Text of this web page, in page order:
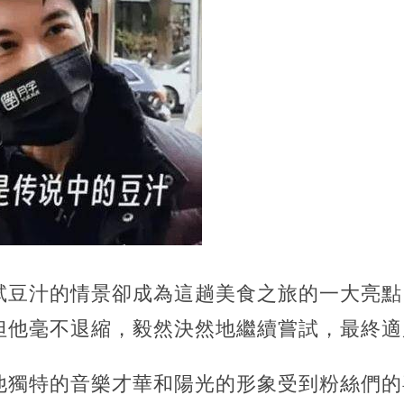
汁的情景卻成為這趟美食之旅的一大亮
毫不退縮，毅然決然地繼續嘗試，最終
特的音樂才華和陽光的形象受到粉絲們